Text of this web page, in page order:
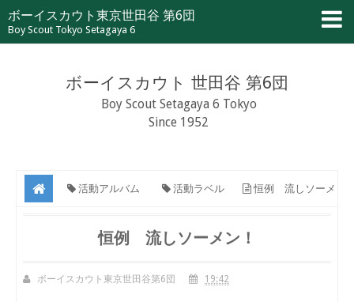
ボーイスカウト東京世田谷 第6団
Boy Scout Tokyo Setagaya 6
ボーイスカウト 世田谷 第6団
Boy Scout Setagaya 6 Tokyo
Since 1952
活動アルバム 活動ラベル 恒例 流しソーメ
恒例 流しソーメン！
ボーイスカウト東京世田谷第6団 19:42